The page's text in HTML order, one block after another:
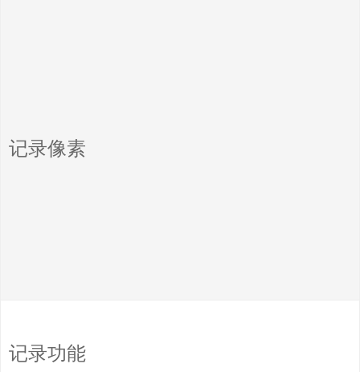
记录像素
记录功能